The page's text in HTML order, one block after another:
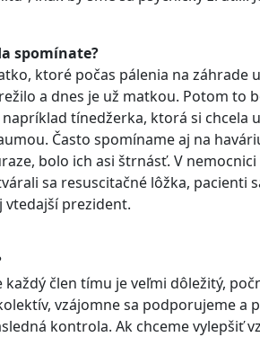
spomínate?
ktoré počas pálenia na
a dnes je už matkou. Potom to
tínedžerka, ktorá si chcela
Často spomíname aj na
bolo ich asi štrnásť. V
sa resuscitačné lôžka, pacienti
vtedajší prezident.
každý člen tímu je veľmi dôležitý,
vzájomne sa podporujeme a
kontrola. Ak chceme vylepšiť